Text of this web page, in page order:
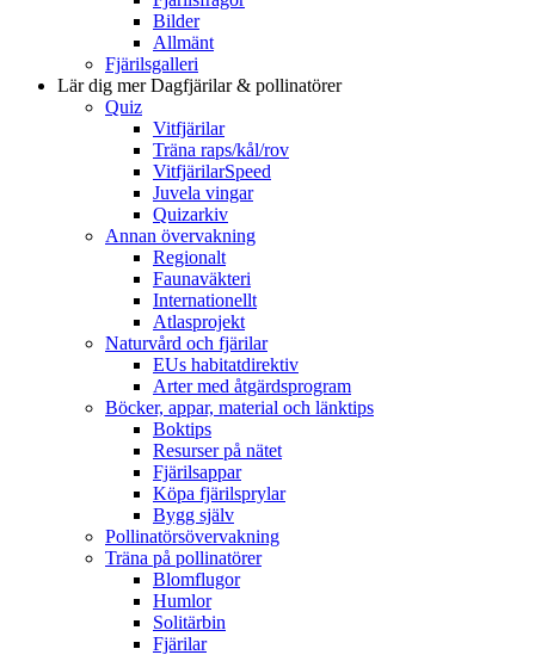
Bilder
Allmänt
Fjärilsgalleri
Lär dig merDagfjärilar & pollinatörer
Quiz
Vitfjärilar
Träna raps/kål/rov
VitfjärilarSpeed
Juvela vingar
Quizarkiv
Annan övervakning
Regionalt
Faunaväkteri
Internationellt
Atlasprojekt
Naturvård och fjärilar
EUs habitatdirektiv
Arter med åtgärdsprogram
Böcker, appar, material och länktips
Boktips
Resurser på nätet
Fjärilsappar
Köpa fjärilsprylar
Bygg själv
Pollinatörsövervakning
Träna på pollinatörer
Blomflugor
Humlor
Solitärbin
Fjärilar